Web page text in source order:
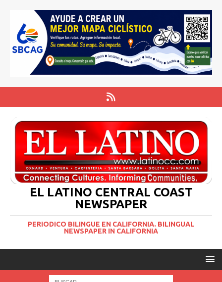
EL LATINO CENTRAL COAST
NEWSPAPER
PERIODICO BILINGUE EN CALIFORNIA. BILINGUAL
NEWSPAPER IN CALIFORNIA